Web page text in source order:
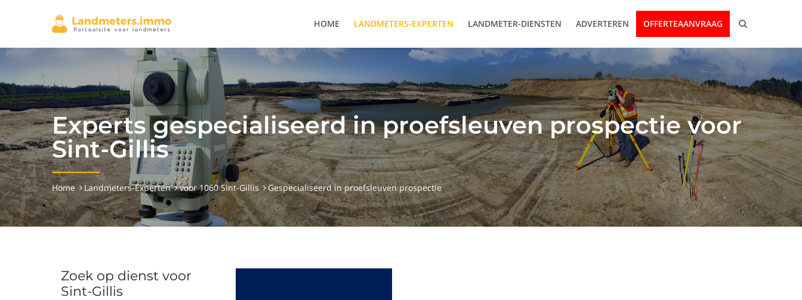
HOME LANDMETERS-EXPERTEN LANDMETER-DIENSTEN ADVERTEREN OFFERTEAANVRAAG
Experts gespecialiseerd in proefsleuven prospectie voor
Sint-Gillis
Home Landmeters-Experten voor 1060 Sint-Gillis Gespecialiseerd in proefsleuven prospectie
Zoek op dienst voor
Sint-Gillis